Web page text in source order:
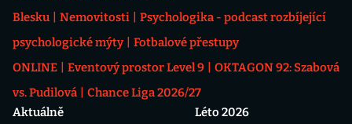
Blesku
Nemovitosti
Psychologika - podcast rozbíjející
psychologické mýty
Fotbalové přestupy
ONLINE
Eventový prostor Level 9
OKTAGON 92: Szabová
vs. Pudilová
Chance Liga 2026/27
Aktuálně
Léto 2026